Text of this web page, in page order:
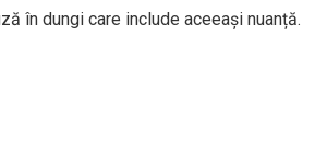
în dungi care include aceeași nuanță.